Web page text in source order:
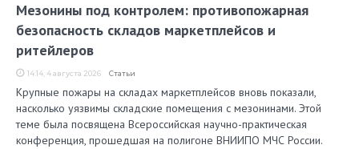
Мезонины под контролем: противопожарная
безопасность складов маркетплейсов и
ритейлеров
14:14, 4 августа 2026 Статьи
Крупные пожары на складах маркетплейсов вновь показали,
насколько уязвимы складские помещения с мезонинами. Этой
теме была посвящена Всероссийская научно-практическая
конференция, прошедшая на полигоне ВНИИПО МЧС России.